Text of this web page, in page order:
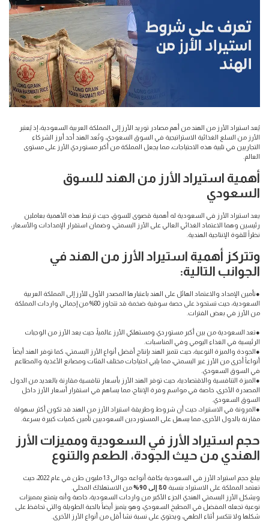
يُعد استيراد الأرز من الهند من أهم مصادر توريد الأرز إلى المملكة العربية السعودية، إذ يُعتبر
الأرز من السلع الغذائية الاستراتيجية في السوق السعودي، وتُعد الهند أحد أبرز الشركاء
التجاريين في تلبية هذه الاحتياجات، مما يجعل المملكة من أكبر مستوردي الأرز على مستوى
العالم.
أهمية استيراد الأرز من الهند للسوق
السعودي
يعد استيراد الأرز في السعودية له أهمية قصوى للسوق، حيث ترتبط هذه الأهمية بعاملين
رئيسين وهما الاعتماد الغذائي العالي على الأرز البسمتي، وضمان استقرار الإمدادات والأسعار،
نظراً للقوة الإنتاجية الهندية.
وتتركز أهمية استيراد الأرز من الهند في
الجوانب التالية:
●تأمين الإمداد والاعتماد الهائل على الهند باعتبارها المصدر الأول للأرز إلى المملكة العربية
السعودية، حيث تستحوذ على حصة سوقية ضخمة قد تتجاوز 80% من إجمالي واردات المملكة
من الأرز في بعض الفترات.
●تعد السعودية من بين أكبر مستوردي ومستهلكي الأرز عالمياً، حيث يعد الأرز من الوجبات
الرئيسية في الغذاء اليومي وفي المناسبات.
●الجودة والميزة النوعية، حيث تتميز الهند بإنتاج أفضل أنواع الأرز البسمتي، كما توفر الهند أيضاً
أنواعاً أخرى من الأرز غير البسمتي، مما يلبي احتياجات مختلف الفئات ومصانع الأغذية والمطاعم
في السوق السعودي.
●الميزة التنافسية والاقتصادية، حيث توفر الهند الأرز بأسعار تنافسية مقارنة بالعديد من الدول
المصدرة الأخرى، خاصة في مواسم وفرة الإنتاج، مما يساهم في استقرار أسعار الأرز داخل
السوق السعودي.
●المرونة في الاستيراد، حيث أن شروط وطريقة استيراد الأرز من الهند قد تكون أكثر سهولة
مقارنة بالدول الأخرى، مما يسهل على المستوردين السعوديين تأمين كميات كبيرة بسرعة.
حجم استيراد الأرز في السعودية ومميزات الأرز
الهندي من حيث الجودة، الطعم والتنوع
يبلغ حجم استيراد الأرز في السعودية بكافة أنواعه حوالي 1.3 مليون طن في عام 2022، حيث
تعتمد المملكة على الاستيراد بنسبة80 إلى 90%
من الاستهلاك المحلي.
ويشكل الأرز البسمتي الهندي الجزء الأكبر من واردات السعودية، خاصة وأنه يتمتع بمميزات
نوعية تجعله المفضل في المطبخ السعودي، وهو يتميز أيضاً بالحبة الطويلة والتي تحافظ على
شكلها ولا تتكسر أثناء الطهي، ويحتوي على نسبة نشا أقل من أنواع الأرز الأخرى.